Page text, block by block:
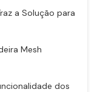
a Solução para
Mesh
dos